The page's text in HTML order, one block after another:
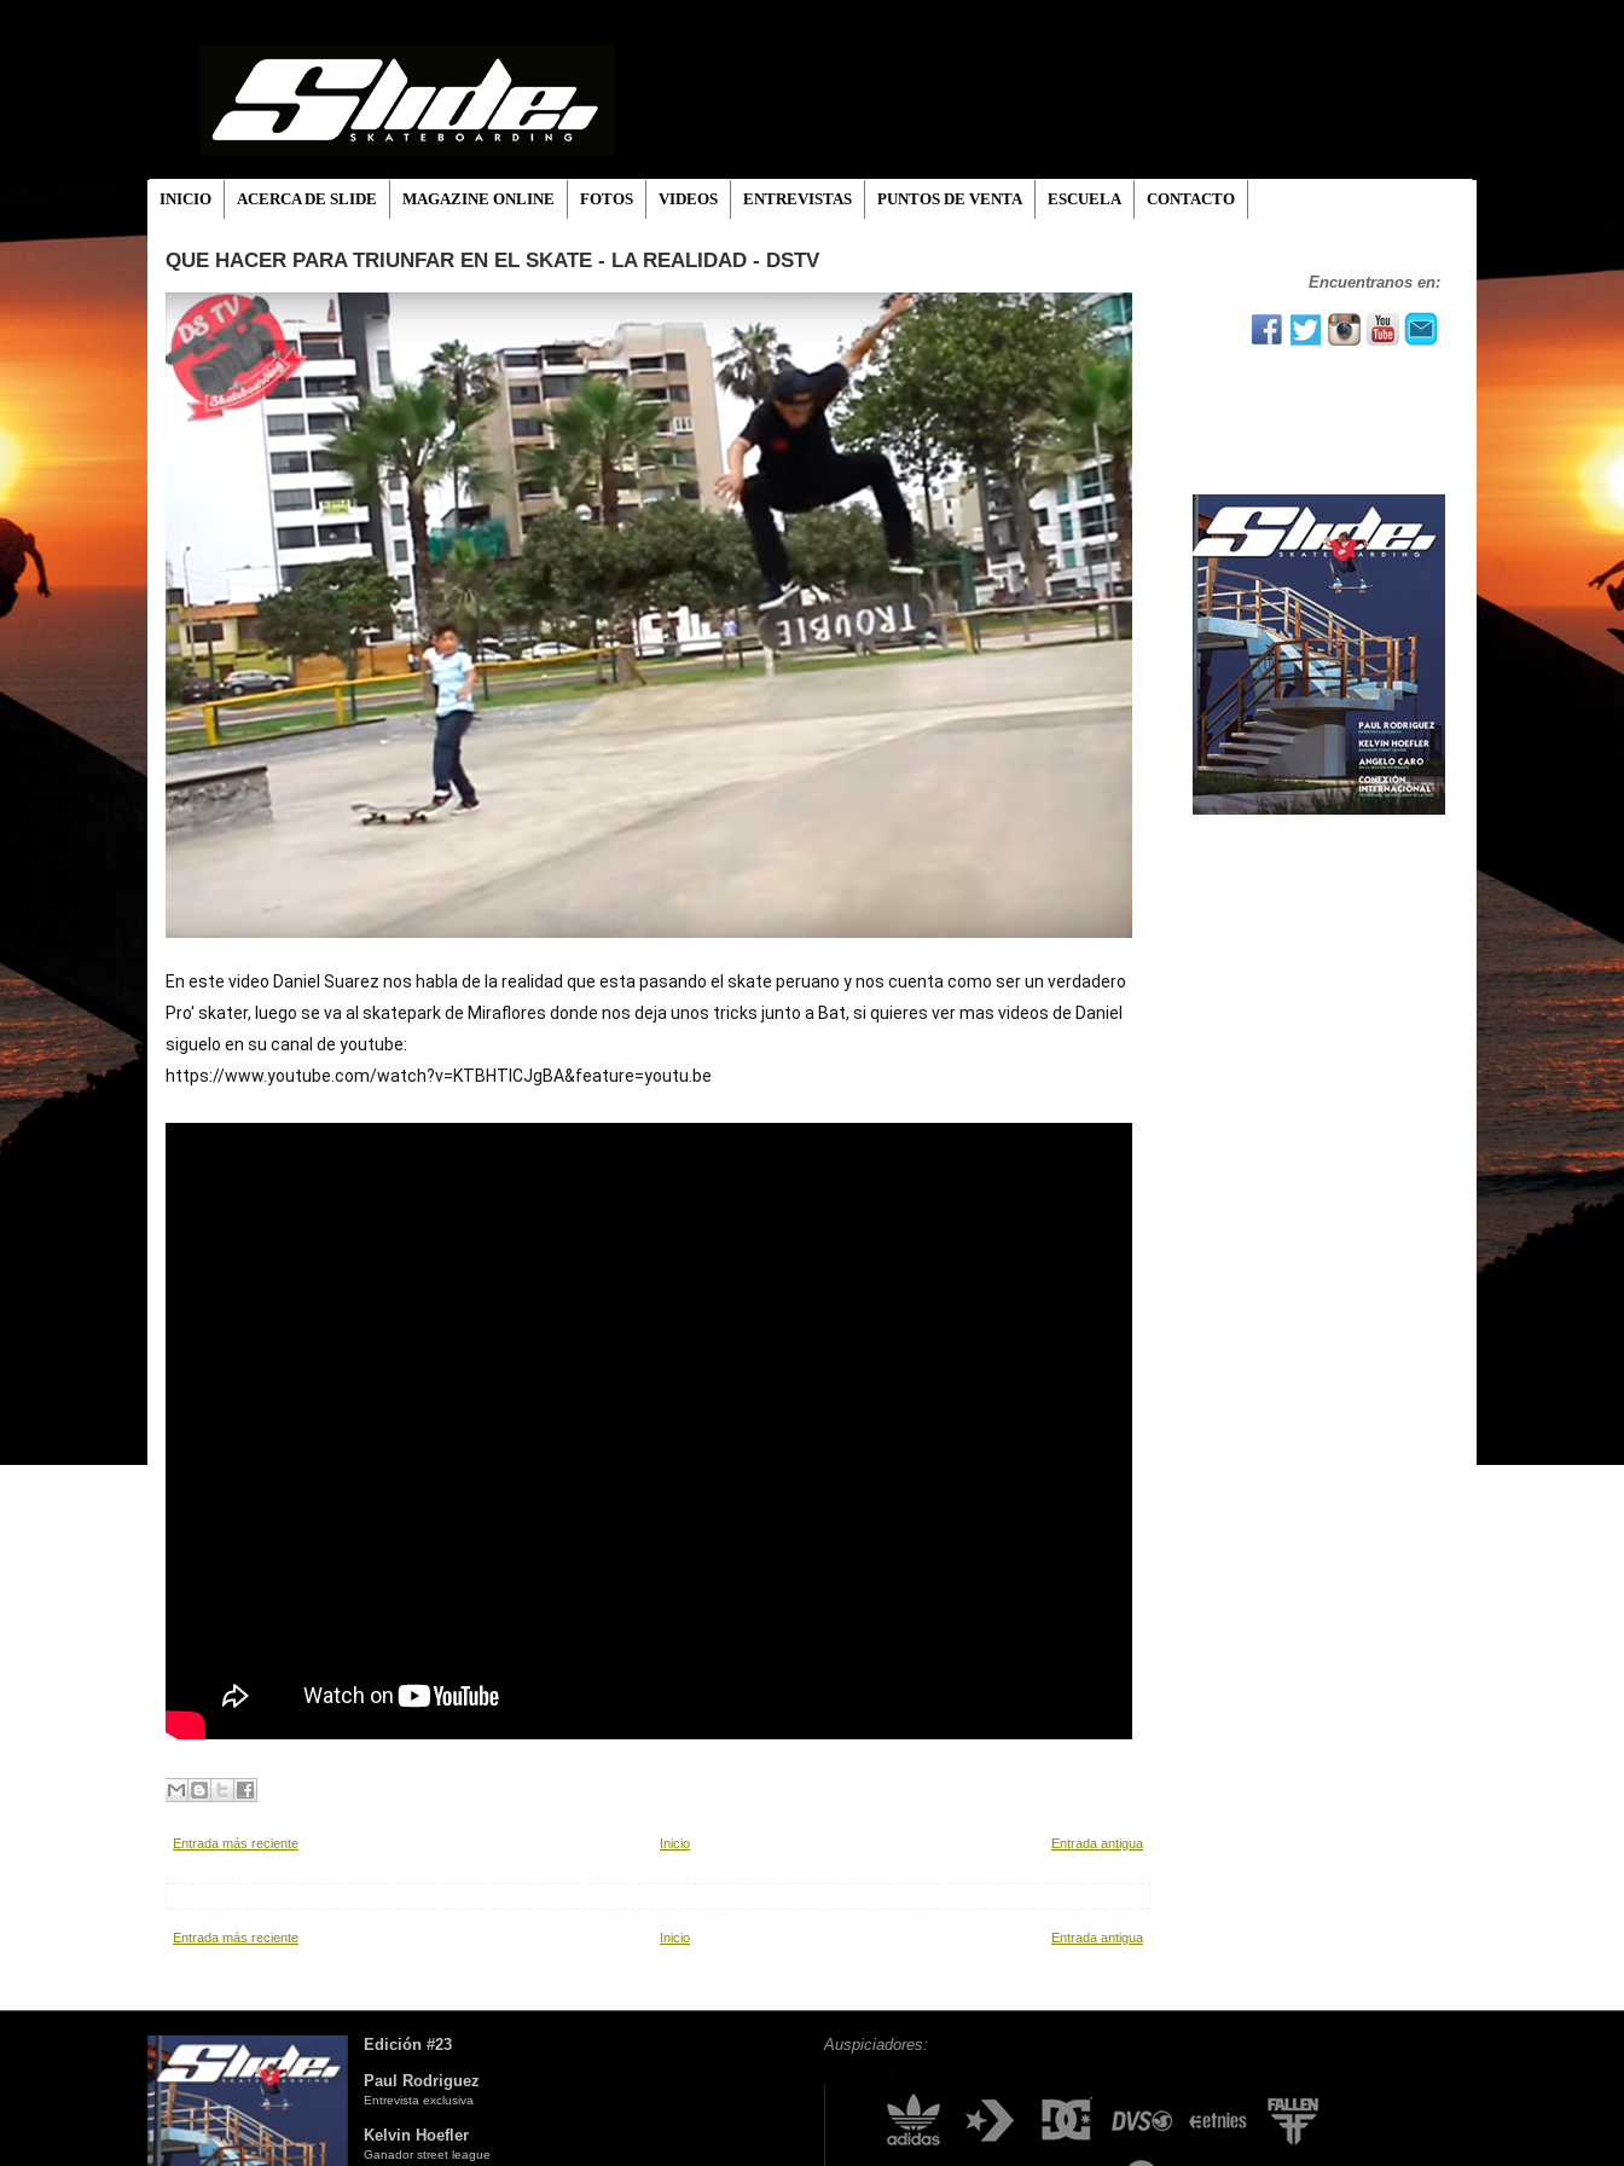
INICIO ACERCA DE SLIDE MAGAZINE ONLINE FOTOS VIDEOS ENTREVISTAS PUNTOS DE VENTA ESCUELA CONTACTO
QUE HACER PARA TRIUNFAR EN EL SKATE - LA REALIDAD - DSTV
En este video Daniel Suarez nos habla de la realidad que esta pasando el skate peruano y nos cuenta como ser un verdadero
Pro' skater, luego se va al skatepark de Miraflores donde nos deja unos tricks junto a Bat, si quieres ver mas videos de Daniel
siguelo en su canal de youtube:
https://www.youtube.com/watch?v=KTBHTlCJgBA&feature=youtu.be
Entrada más reciente Entrada antigua
Inicio
Entrada más reciente Entrada antigua
Inicio
Encuentranos en:
Edición #23
Paul Rodriguez
Entrevista exclusiva
Kelvin Hoefler
Ganador street league
Auspiciadores: